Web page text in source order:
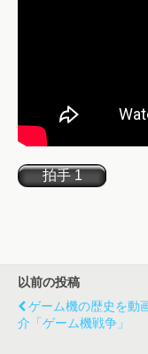
以前の投稿
ゲーム機の歴史を動
介「ゲーム機戦争」